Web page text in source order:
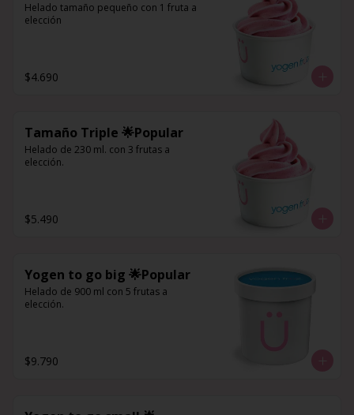
Helado tamaño pequeño con 1 fruta a
elección
$4.690
Tamaño Triple 🌟Popular
Helado de 230 ml. con 3 frutas a
elección.
$5.490
Yogen to go big 🌟Popular
Helado de 900 ml con 5 frutas a
elección.
$9.790